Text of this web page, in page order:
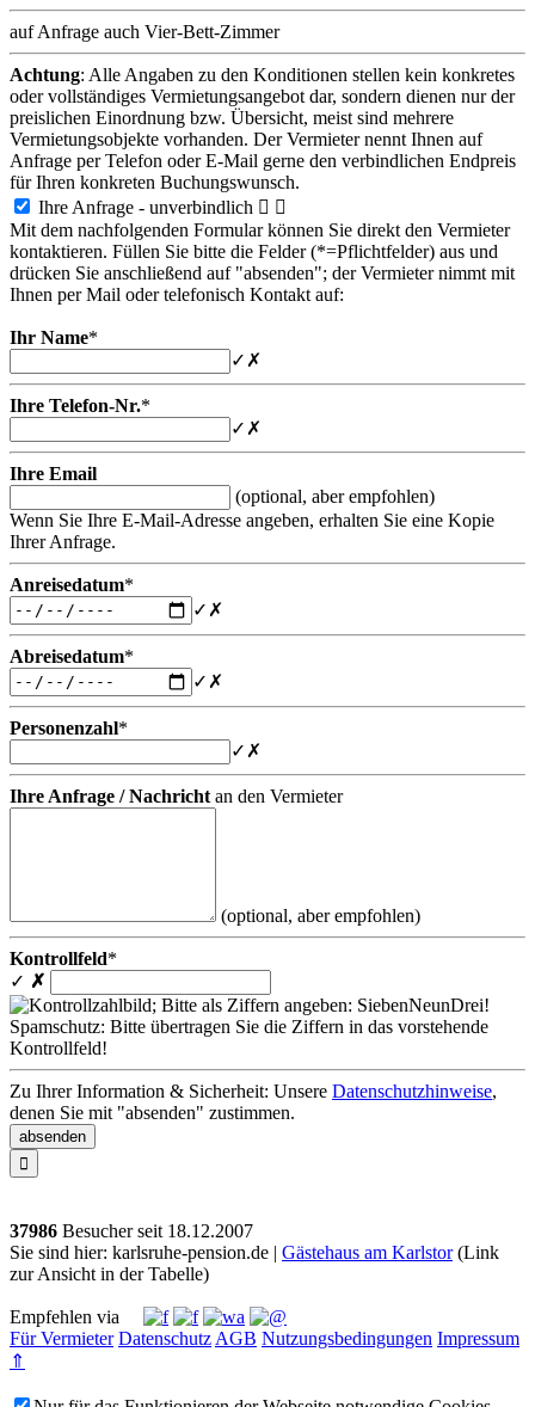
auf Anfrage auch Vier-Bett-Zimmer
Achtung: Alle Angaben zu den Konditionen stellen kein konkretes
oder vollständiges Vermietungsangebot dar, sondern dienen nur der
preislichen Einordnung bzw. Übersicht, meist sind mehrere
Vermietungsobjekte vorhanden. Der Vermieter nennt Ihnen auf
Anfrage per Telefon oder E-Mail gerne den verbindlichen Endpreis
für Ihren konkreten Buchungswunsch.
Ihre Anfrage - unverbindlich  
Mit dem nachfolgenden Formular können Sie direkt den Vermieter
kontaktieren. Füllen Sie bitte die Felder (*=Pflichtfelder) aus und
drücken Sie anschließend auf "absenden"; der Vermieter nimmt mit
Ihnen per Mail oder telefonisch Kontakt auf:
Ihr Name*
✓ ✗
Ihre Telefon-Nr.*
✓ ✗
Ihre Email
(optional, aber empfohlen)
Wenn Sie Ihre E-Mail-Adresse angeben, erhalten Sie eine Kopie
Ihrer Anfrage.
Anreisedatum*
✓ ✗
Abreisedatum*
✓ ✗
Personenzahl*
✓ ✗
Ihre Anfrage / Nachricht an den Vermieter
(optional, aber empfohlen)
Kontrollfeld*
✓ ✗
Spamschutz: Bitte übertragen Sie die Ziffern in das vorstehende
Kontrollfeld!
Zu Ihrer Information & Sicherheit: Unsere Datenschutzhinweise,
denen Sie mit "absenden" zustimmen.

37986 Besucher seit 18.1 2.2007
Sie sind hier: karlsruhe-pension.de | Gästehaus am Karlstor(Link
zur Ansicht in der Tabelle)
Empfehlen via
Für Vermieter Datenschutz AGB Nutzungsbedingungen Impressum
⇑